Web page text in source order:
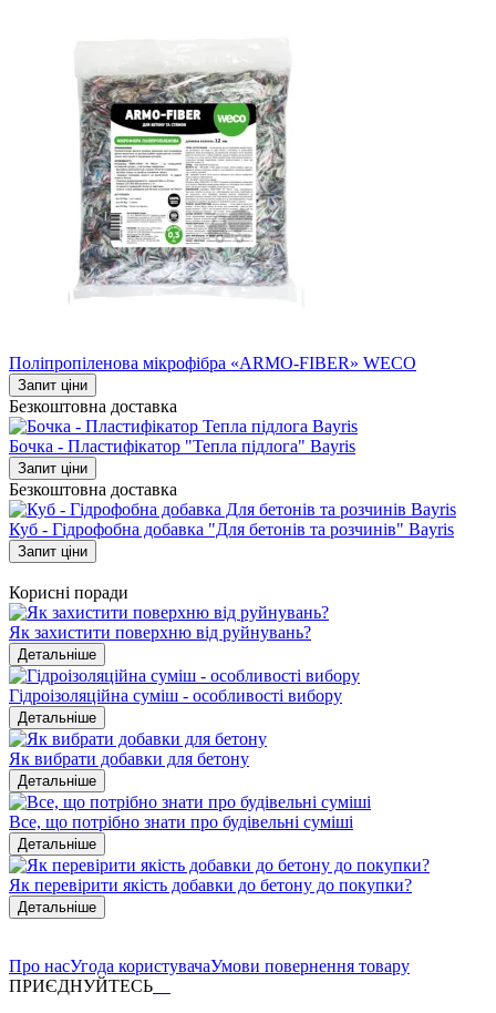
Поліпропіленова мікрофібра «ARMO-FIBER» WECO
Запит ціни
Безкоштовна доставка
Бочка - Пластифікатор "Тепла підлога" Bayris
Запит ціни
Безкоштовна доставка
Куб - Гідрофобна добавка "Для бетонів та розчинів" Bayris
Запит ціни
Корисні поради
Як захистити поверхню від руйнувань?
Детальніше
Гідроізоляційна суміш - особливості вибору
Детальніше
Як вибрати добавки для бетону
Детальніше
Все, що потрібно знати про будівельні суміші
Детальніше
Як перевірити якість добавки до бетону до покупки?
Детальніше
Про насУгода користувачаУмови повернення товару
ПРИЄДНУЙТЕСЬ